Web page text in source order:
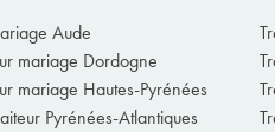
Aude
mariage Dordogne
mariage Hautes-Pyrénées
Pyrénées-Atlantiques